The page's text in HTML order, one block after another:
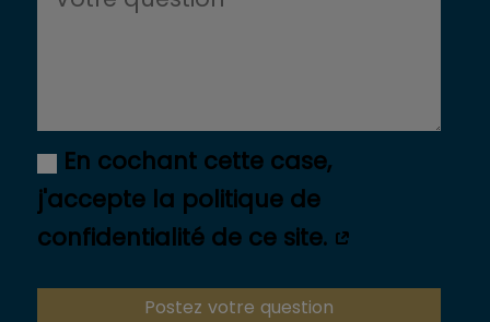
En cochant cette case,
j'accepte la politique de
confidentialité de ce site.
Postez votre question